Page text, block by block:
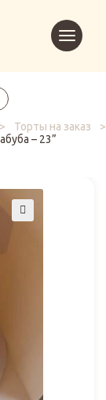
в
корзину
> Торты на заказ
>
– 23”